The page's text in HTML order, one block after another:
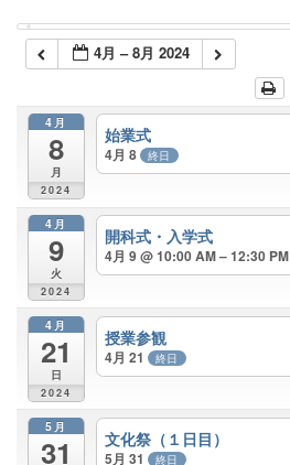
4月 – 8月 2024
4月
8
月
2024
始業式
4月 8 終日
4月
9
火
2024
開科式・入学式
4月 9 @ 10:00 AM – 12:30 PM
4月
21
日
2024
授業参観
4月 21 終日
5月
31 文化祭（１日目）
5月 31 終日